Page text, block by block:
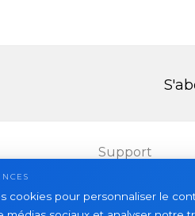
Support
cookies pour personnaliser le